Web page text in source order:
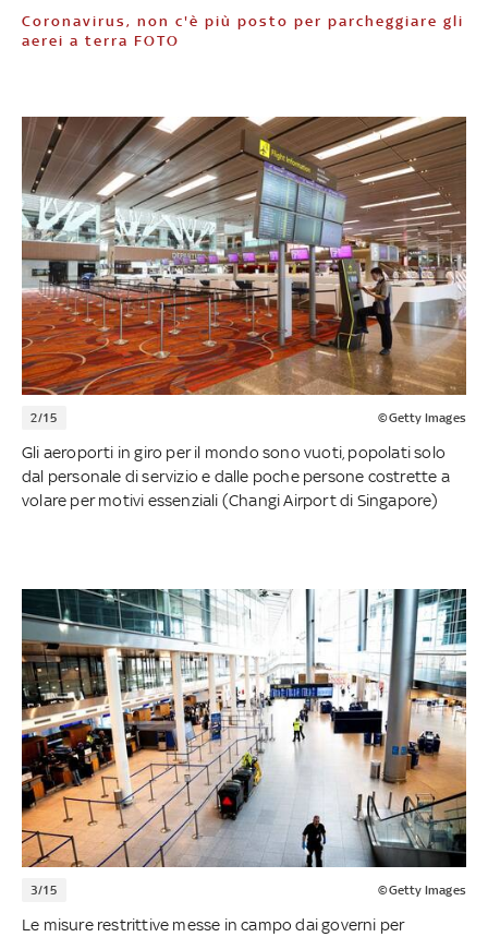
Coronavirus, non c'è più posto per parcheggiare gli
aerei a terra FOTO
2/15 ©Getty Images
Gli aeroporti in giro per il mondo sono vuoti, popolati solo
dal personale di servizio e dalle poche persone costrette a
volare per motivi essenziali (Changi Airport di Singapore)
3/15 ©Getty Images
Le misure restrittive messe in campo dai governi per